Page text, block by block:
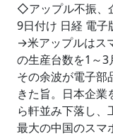
◇アップル不振、
9日付け 日経 電子
→米アップルはス
の生産台数を1～3
その余波が電子部
きた旨。日本企業
ら軒並み下落し、
最大の中国のスマ